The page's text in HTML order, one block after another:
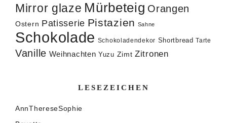
Mirror glaze Mürbeteig Orangen
Ostern Patisserie Pistazien Sahne
Schokolade Schokoladendekor Shortbread Tarte
Vanille Weihnachten Yuzu Zimt Zitronen
LESEZEICHEN
AnnThereseSophie